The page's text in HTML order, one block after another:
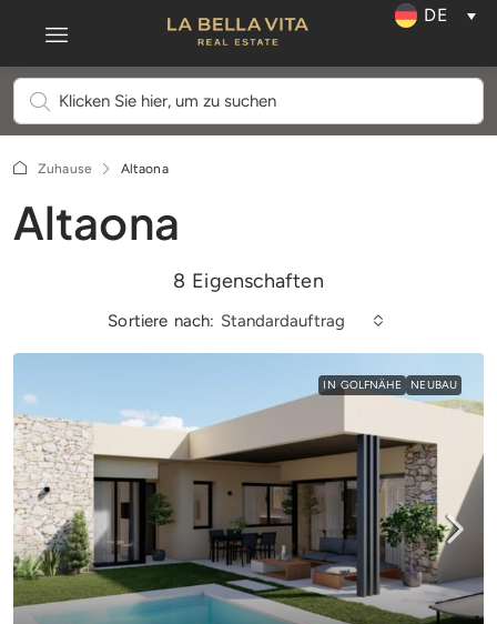
DE
Zuhause Altaona
Altaona
8 Eigenschaften
Sortiere nach: Standardauftrag
IN GOLFNÄHE NEUBAU